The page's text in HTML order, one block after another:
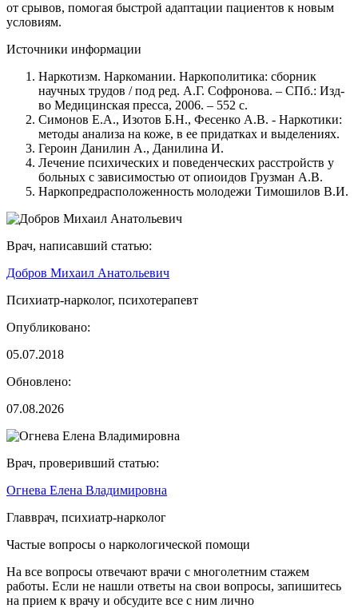
от срывов, помогая быстрой адаптации пациентов к новым
условиям.
Источники информации
Наркотизм. Наркомании. Наркополитика: сборник
научных трудов / под ред. А.Г. Софронова. – СПб.: Изд-
во Медицинская пресса, 2006. – 552 с.
Симонов Е.А., Изотов Б.Н., Фесенко А.В. - Наркотики:
методы анализа на коже, в ее придатках и выделениях.
Героин Данилин А., Данилина И.
Лечение психических и поведенческих расстройств у
больных с зависимостью от опиоидов Грузман А.В.
Наркопредрасположенность молодежи Тимошилов В.И.
Врач, написавший статью:
Добров Михаил Анатольевич
Психиатр-нарколог, психотерапевт
Опубликовано:
05.07.2018
Обновлено:
07.08.2026
Врач, проверивший статью:
Огнева Елена Владимировна
Главврач, психиатр-нарколог
Частые вопросы о наркологической помощи
На все вопросы отвечают врачи с многолетним стажем
работы. Если не нашли ответы на свои вопросы, запишитесь
на прием к врачу и обсудите все с ним лично